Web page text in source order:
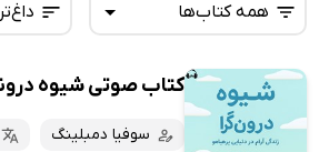
تازه‌ها
همه کتاب‌ها
همه کتاب‌ها
کتاب‌های صوتی
کتاب صوتی شیوه
سوفیا دمبلینگ